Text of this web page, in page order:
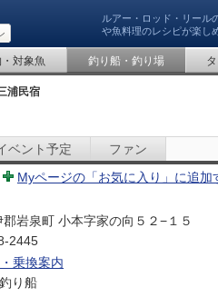
ルアー・ロッド・リール
や魚料理のレシピが楽し
対象魚 釣り船・釣り場
浦民宿
ベント予定
ファン
Myページの「お気に入り」に追加
岩泉町 小本字家の向５２−１５
2445
乗換案内
釣り船